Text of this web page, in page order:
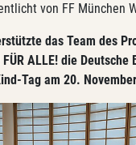
von FF München
das Team des
FÜR ALLE! die
Tag am 20.